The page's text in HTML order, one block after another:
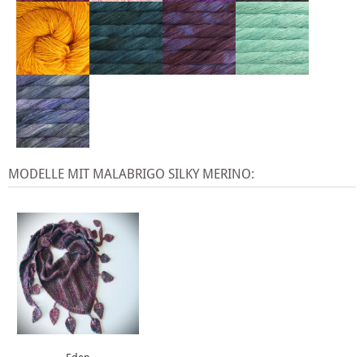
MODELLE MIT MALABRIGO SILKY MERINO: